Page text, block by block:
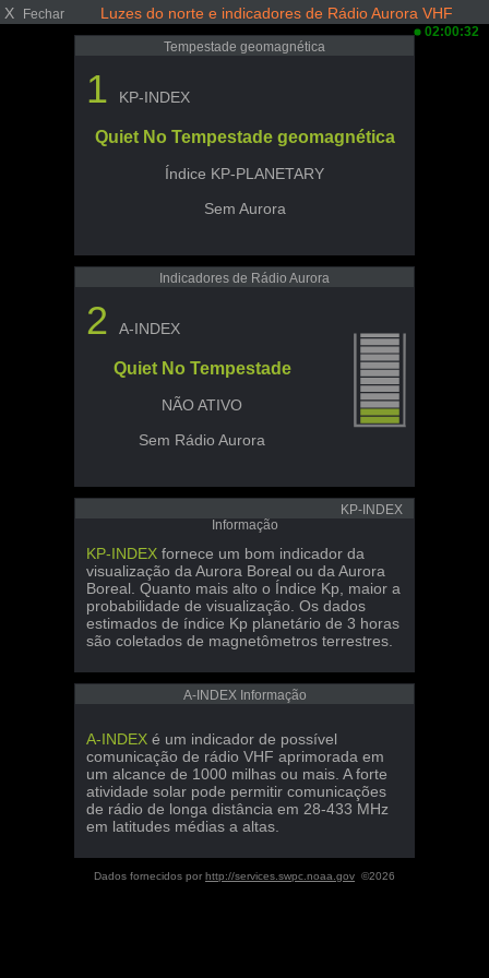
X Fechar Luzes do norte e indicadores de Rádio Aurora VHF
02:00:32
Tempestade geomagnética
1 KP-INDEX
Quiet No Tempestade geomagnética
Índice KP-PLANETARY
Sem Aurora
Indicadores de Rádio Aurora
2 A-INDEX
Quiet No Tempestade
NÃO ATIVO
Sem Rádio Aurora
KP-INDEX
Informação
KP-INDEX fornece um bom indicador da
visualização da Aurora Boreal ou da Aurora
Boreal. Quanto mais alto o Índice Kp, maior a
probabilidade de visualização. Os dados
estimados de índice Kp planetário de 3 horas
são coletados de magnetômetros terrestres.
A-INDEX Informação
A-INDEX é um indicador de possível
comunicação de rádio VHF aprimorada em
um alcance de 1000 milhas ou mais. A forte
atividade solar pode permitir comunicações
de rádio de longa distância em 28-433 MHz
em latitudes médias a altas.
Dados fornecidos por http://services.swpc.noaa.gov ©2026